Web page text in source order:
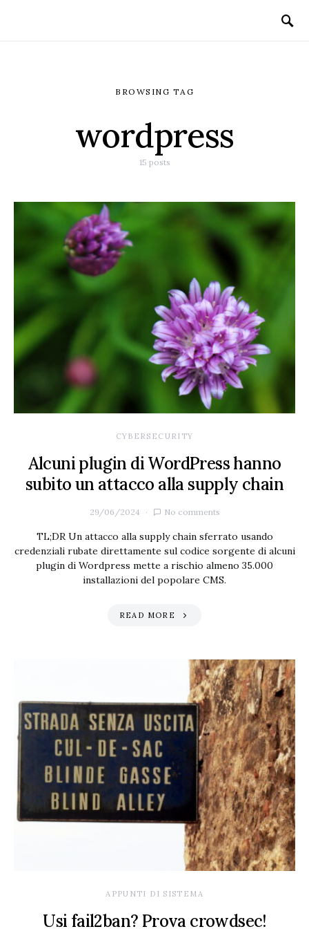
BROWSING TAG
wordpress
15 posts
CYBERSECURITY
Alcuni plugin di WordPress hanno
subito un attacco alla supply chain
29/06/2024 No comments
TL;DR Un attacco alla supply chain sferrato usando
credenziali rubate direttamente sul codice sorgente di alcuni
plugin di Wordpress mette a rischio almeno 35.000
installazioni del popolare CMS.
READ MORE
APPUNTI DI SISTEMA
Usi fail2ban? Prova crowdsec!